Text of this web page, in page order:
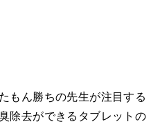
もん勝ちの先生が注目する
除去ができるタブレットの